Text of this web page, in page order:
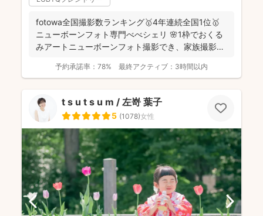
fotowa全国撮影数ランキング🥇4年連続全国1位🥇
ニューボーンフォト専門べべシェリ 🌸1枠でおくる
みアートニューボーンフォト撮影でき、家族撮影お
予約承諾率： 78% 最終アクティブ： 3時間以内
t s u t s u m / 左嵜 葉子
5 (1078)女性